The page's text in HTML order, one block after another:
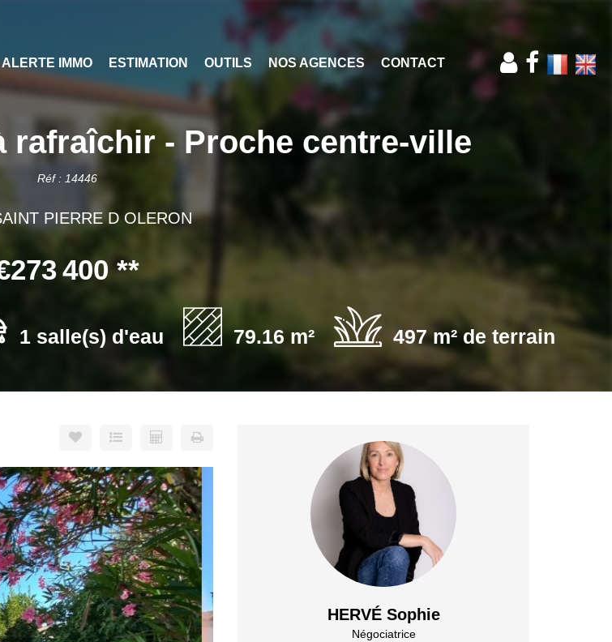
ALERTE IMMO ESTIMATION OUTILS NOS AGENCES CONTACT
rafraîchir - Proche centre-ville
Réf : 14446
PIERRE D OLERON
400 **
1 salle(s) d'eau 79.16 m² 497 m² de terrain
HERVÉ Sophie
Négociatrice